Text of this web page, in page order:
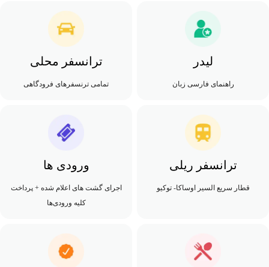
لیدر
راهنمای فارسی زبان
ترانسفر محلی
تمامی ترنسفرهای فرودگاهی
ترانسفر ریلی
قطار سریع السیر اوساکا- توکیو
ورودی ها
اجرای گشت های اعلام شده + پرداخت
کلیه ورودی‌ها